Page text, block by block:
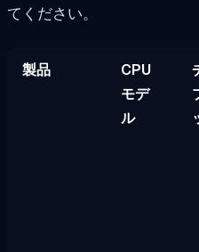
てください。
製品
CPU
モデ
ル